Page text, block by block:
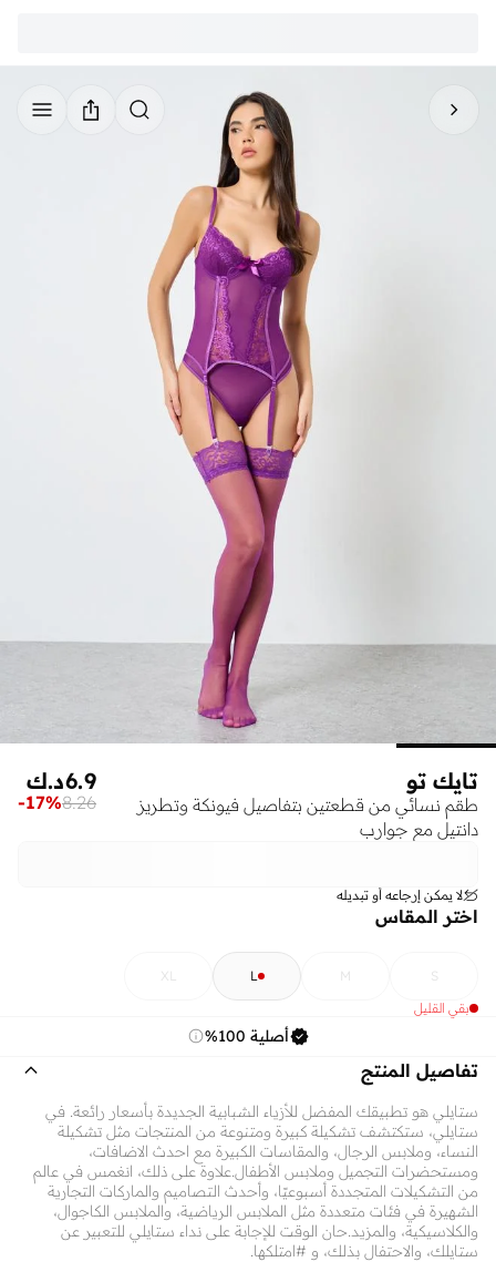
تايك تو
طقم نسائي من قطعتين بتفاصيل فيونكة وتطريز
دانتيل مع جوارب
د.ك6.9
8.26
-17%
لا يمكن إرجاعه أو تبديله
اختر المقاس
S
M
L
XL
بقي القليل
أصلية 100%
تفاصيل المنتج
ستايلي هو تطبيقك المفضل للأزياء الشبابية الجديدة بأسعار رائعة. في
ستايلي، ستكتشف تشكيلة كبيرة ومتنوعة من المنتجات مثل تشكيلة
النساء، وملابس الرجال، والمقاسات الكبيرة مع احدث الاضافات،
ومستحضرات التجميل وملابس الأطفال.علاوة على ذلك، انغمس في عالم
من التشكيلات المتجددة أسبوعيًا، وأحدث التصاميم والماركات التجارية
الشهيرة في فئات متعددة مثل الملابس الرياضية، والملابس الكاجوال،
والكلاسيكية، والمزيد.حان الوقت للإجابة على نداء ستايلي للتعبير عن
ستايلك، والاحتفال بذلك، و #امتلكها.